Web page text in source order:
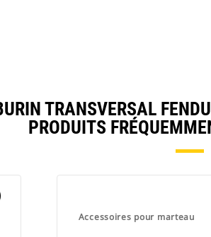
TRANSVERSAL
PRODUITS
Accessoires pour marteau